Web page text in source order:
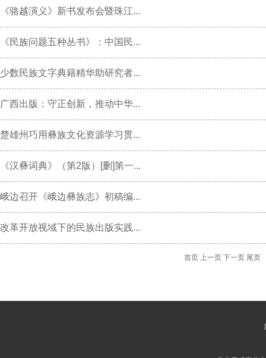
《骆越演义》新书发布会暨珠江...
《民族问题五种丛书》：中国民...
少数民族文字典籍精华助研究者...
广西出版：守正创新，推动中华...
楚雄州巧用彝族文化资源学习贯...
《汉彝词典》（第2版）[删]第一...
峨边召开《峨边彝族志》初稿编...
改革开放视域下的民族出版实践...
首页 上一页 下一页 尾页